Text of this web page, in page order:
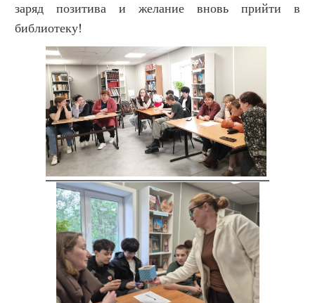
заряд позитива и желание вновь прийти в
библиотеку!